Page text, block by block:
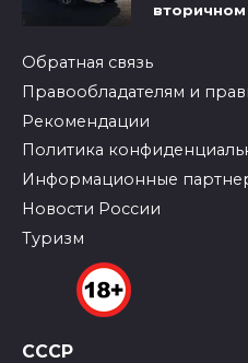
Обратная связь
Правообладателям и
Рекомендации
Политика
Информационные
Новости России
Туризм
СССР